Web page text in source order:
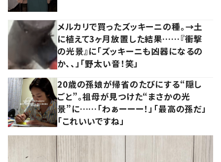
メルカリで買ったズッキーニの種。→土
に植えて3ヶ月放置した結果……『衝撃
の光景』に「ズッキーニも凶器になるの
か、、」「野太い音！笑」
20歳の孫娘が帰省のたびにする“隠し
ごと”。祖母が見つけた“まさかの光
景”に……「わぁーーー！」「最高の孫だ」
「これいいですね」